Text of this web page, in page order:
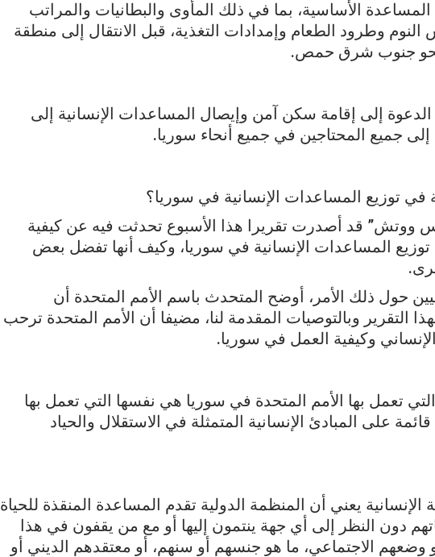
المساعدة الأساسية، بما في ذلك المأوى والبطانيات والمراتب
وطرود الطعام وإمدادات التغذية، قبل الانتقال إلى منطقة
نحو جنوب شرق حمص.
إلى إقامة سكن آمن وإيصال المساعدات الإنسانية إلى
جميع المحتاجين في جميع أنحاء سوريا.
توزيع المساعدات الإنسانية في سوريا؟
ووتش” قد أصدرت تقريرا هذا الأسبوع تحدثت فيه عن كيفية
المساعدات الإنسانية في سوريا، وكيف أنها تفضل بعض
حول ذلك الأمر، أوضح المتحدث باسم الأمم المتحدة أن
التقرير وبالتوصيات المقدمة لنا، مضيفا أن الأمم المتحدة ترحب
وكيفية العمل في سوريا.
تعمل بها الأمم المتحدة في سوريا هي نفسها التي تعمل بها
على المبادئ الإنسانية المتمثلة في الاستقلال والحياد
الإنسانية يعني أن المنظمة الدولية تقدم المساعدة المنقذة للحياة
دون النظر إلى أي جهة ينتمون إليها أو مع من يقفون في هذا
وضعهم الاجتماعي، ما هو جنسهم أو سنهم، أو معتقدهم الديني أو